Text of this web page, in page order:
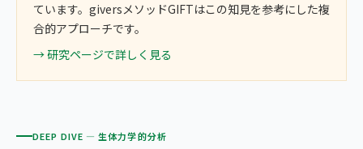
ています。giversメソッドGIFTはこの知見を参考にした複
合的アプローチです。
→ 研究ページで詳しく見る
DEEP DIVE — 生体力学的分析